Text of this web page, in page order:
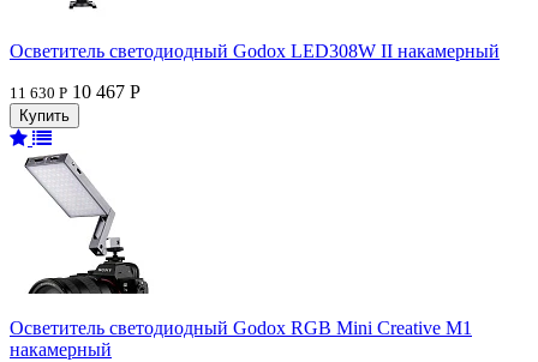
Осветитель светодиодный Godox LED308W II накамерный
11 630 Р 10 467 Р
Осветитель светодиодный Godox RGB Mini Creative M1
накамерный